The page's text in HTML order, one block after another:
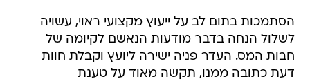
הסתמכות בתום לב על ייעוץ מקצועי ראוי, עשויה
לשלול הנחה בדבר מודעות הנאשם לקיומה של
חבות המס. העדר פניה ישירה ליועץ וקבלת חוות
דעת כתובה ממנו, תקשה מאוד על טענת